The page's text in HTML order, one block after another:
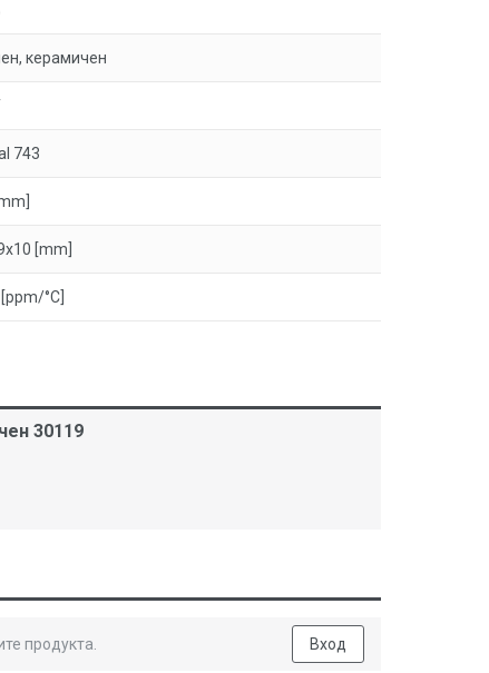
керамичен
743
[mm]
°C]
30119
продукта. Вход